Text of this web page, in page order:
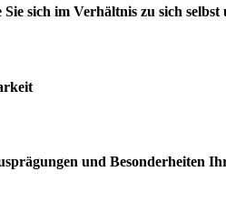
sich im Verhältnis zu sich
und Besonderheiten